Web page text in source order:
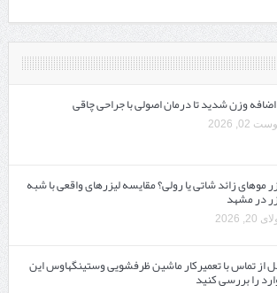
وزن شدید تا درمان اصولی با جراحی چاقی
02, 2026
موهای زائد شاتی یا رولی؟ مقایسه لیزرهای واقعی با شبه‌
در مشهد
20, 2026
از تماس با تعمیرکار ماشین ظرفشویی وستینگهاوس این
را بررسی کنید